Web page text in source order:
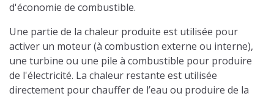
d'économie de combustible.
Une partie de la chaleur produite est utilisée pour
activer un moteur (à combustion externe ou interne),
une turbine ou une pile à combustible pour produire
de l'électricité. La chaleur restante est utilisée
directement pour chauffer de l’eau ou produire de la